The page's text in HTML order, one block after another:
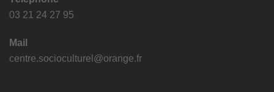
03 21 24 27 95
Mail
centre.socioculturel@orange.fr